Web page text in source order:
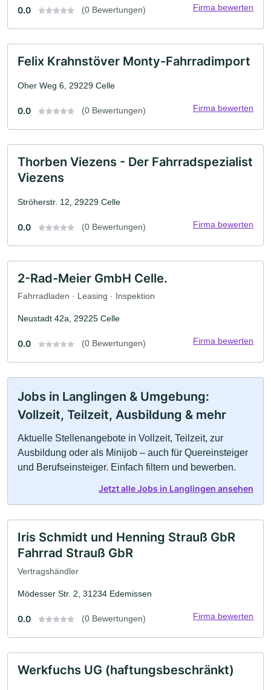
0.0 (0 Bewertungen) Firma bewerten
Felix Krahnstöver Monty-Fahrradimport
Oher Weg 6, 29229 Celle
0.0 (0 Bewertungen) Firma bewerten
Thorben Viezens - Der Fahrradspezialist
Viezens
Ströherstr. 12, 29229 Celle
0.0 (0 Bewertungen) Firma bewerten
2-Rad-Meier GmbH Celle.
Fahrradladen · Leasing · Inspektion
Neustadt 42a, 29225 Celle
0.0 (0 Bewertungen) Firma bewerten
Jobs in Langlingen & Umgebung:
Vollzeit, Teilzeit, Ausbildung & mehr
Aktuelle Stellenangebote in Vollzeit, Teilzeit, zur
Ausbildung oder als Minijob – auch für Quereinsteiger
und Berufseinsteiger. Einfach filtern und bewerben.
Jetzt alle Jobs in Langlingen ansehen
Iris Schmidt und Henning Strauß GbR
Fahrrad Strauß GbR
Vertragshändler
Mödesser Str. 2, 31234 Edemissen
0.0 (0 Bewertungen) Firma bewerten
Werkfuchs UG (haftungsbeschränkt)